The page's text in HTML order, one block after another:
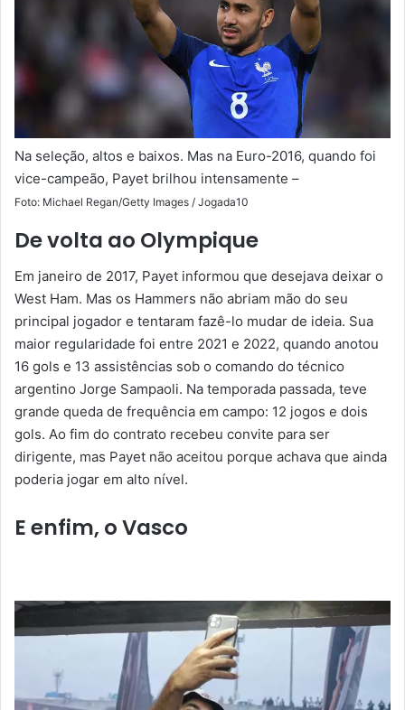
Na seleção, altos e baixos. Mas na Euro-2016, quando foi
vice-campeão, Payet brilhou intensamente –
Foto: Michael Regan/Getty Images / Jogada10
De volta ao Olympique
Em janeiro de 2017, Payet informou que desejava deixar o
West Ham. Mas os Hammers não abriam mão do seu
principal jogador e tentaram fazê-lo mudar de ideia. Sua
maior regularidade foi entre 2021 e 2022, quando anotou
16 gols e 13 assistências sob o comando do técnico
argentino Jorge Sampaoli. Na temporada passada, teve
grande queda de frequência em campo: 12 jogos e dois
gols. Ao fim do contrato recebeu convite para ser
dirigente, mas Payet não aceitou porque achava que ainda
poderia jogar em alto nível.
E enfim, o Vasco